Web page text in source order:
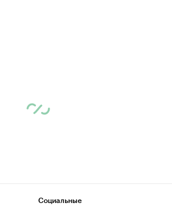
Социальные